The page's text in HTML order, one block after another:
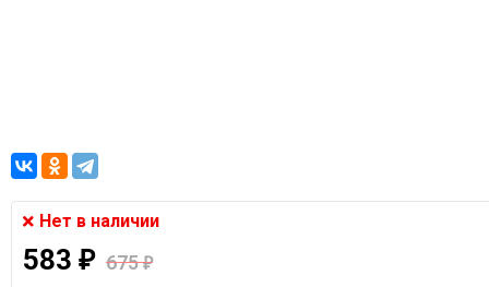
Нет в наличии
583 ₽ 675₽